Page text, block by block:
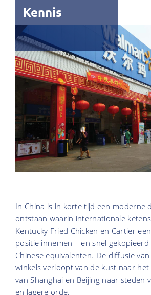
Kennis
In China is in korte tijd een moderne
ontstaan waarin internationale
Kentucky Fried Chicken en Cartier
positie innemen – en snel
Chinese equivalenten. De diffusie
winkels verloopt van de kust naar
van Shanghai en Beijing naar steden
en lagere orde.